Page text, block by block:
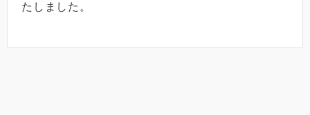
たしました。